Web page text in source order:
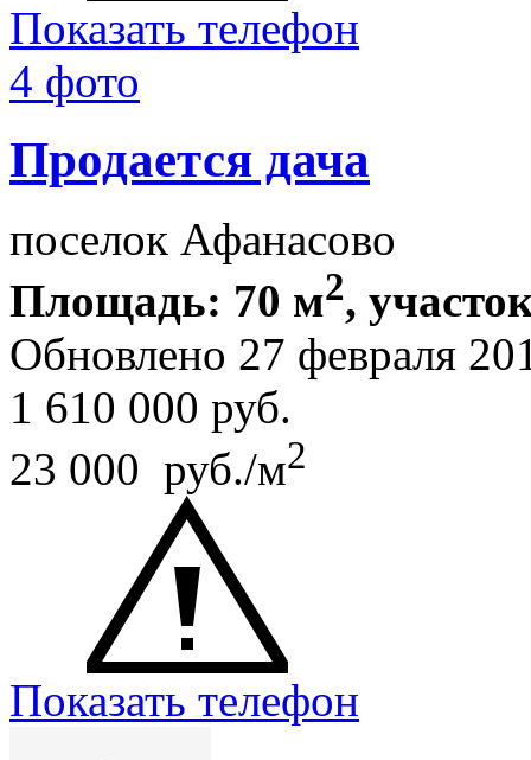
Показать телефон
4 фото
Продается дача
поселок Афанасово
Площадь: 70 м2,
Обновлено 27 февраля
1 610 000 руб.
23 000 руб./м2
Показать телефон